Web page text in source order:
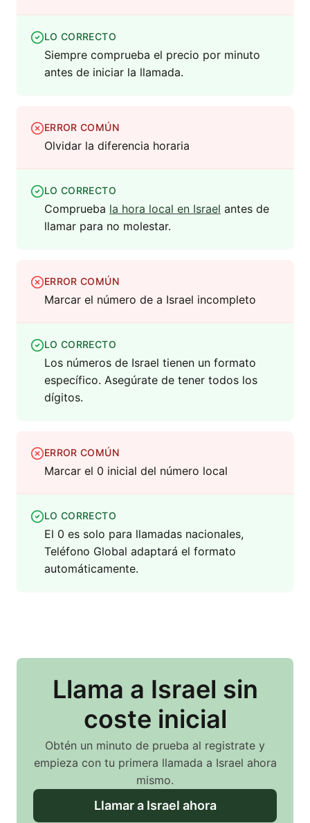
LO CORRECTO
Siempre comprueba el precio por minuto
antes de iniciar la llamada.
ERROR COMÚN
Olvidar la diferencia horaria
LO CORRECTO
Comprueba la hora local en Israel antes de
llamar para no molestar.
ERROR COMÚN
Marcar el número de a Israel incompleto
LO CORRECTO
Los números de Israel tienen un formato
específico. Asegúrate de tener todos los
dígitos.
ERROR COMÚN
Marcar el 0 inicial del número local
LO CORRECTO
El 0 es solo para llamadas nacionales,
Teléfono Global adaptará el formato
automáticamente.
Llama a Israel sin
coste inicial
Obtén un minuto de prueba al registrate y
empieza con tu primera llamada a Israel ahora
mismo.
Llamara Israel ahora